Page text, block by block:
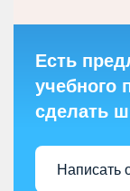
Есть
учебного
сделать
Написать